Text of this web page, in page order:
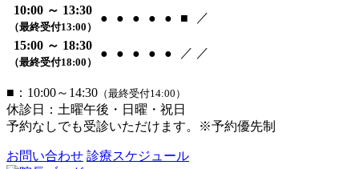
10:00 ～ 13:30
（最終受付13:00）
● ● ● ● ● ■ ／
15:00 ～ 18:30
（最終受付18:00）
● ● ● ● ● ／ ／
■：10:00～14:30 （最終受付14:00）
休診日：土曜午後・日曜・祝日
予約なしでも受診いただけます。※予約優先制
お問い合わせ 診療スケジュール